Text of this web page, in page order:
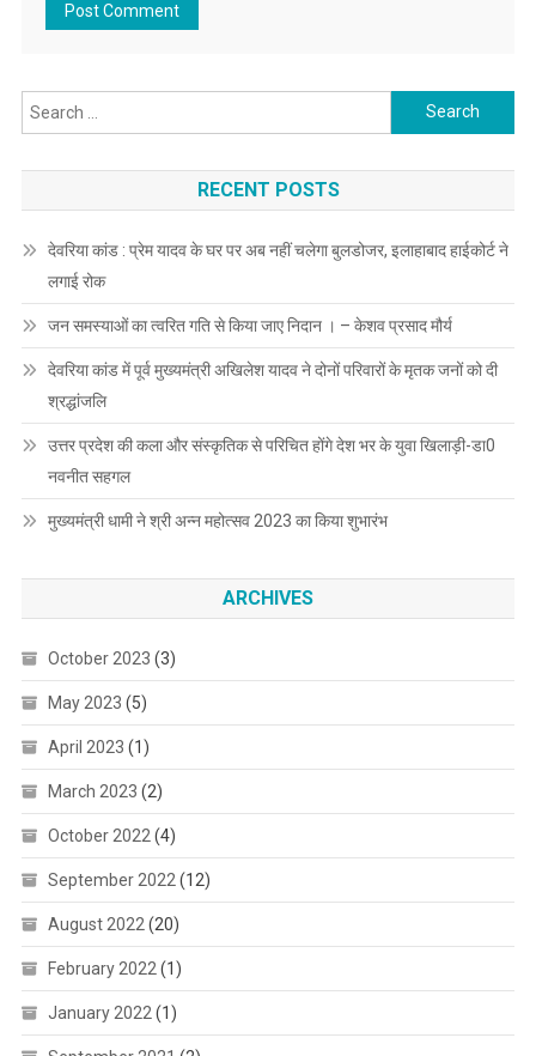
Search
for:
RECENT POSTS
देवरिया कांड : प्रेम यादव के घर पर अब नहीं चलेगा बुलडोजर, इलाहाबाद हाईकोर्ट ने
लगाई रोक
जन समस्याओं का त्वरित गति से किया जाए निदान । – केशव प्रसाद मौर्य
देवरिया कांड में पूर्व मुख्यमंत्री अखिलेश यादव ने दोनों परिवारों के मृतक जनों को दी
श्रद्धांजलि
उत्तर प्रदेश की कला और संस्कृतिक से परिचित होंगे देश भर के युवा खिलाड़ी-डा0
नवनीत सहगल
मुख्यमंत्री धामी ने श्री अन्न महोत्सव 2023 का किया शुभारंभ
ARCHIVES
October 2023 (3)
May 2023 (5)
April 2023 (1)
March 2023 (2)
October 2022 (4)
September 2022 (12)
August 2022 (20)
February 2022 (1)
January 2022 (1)